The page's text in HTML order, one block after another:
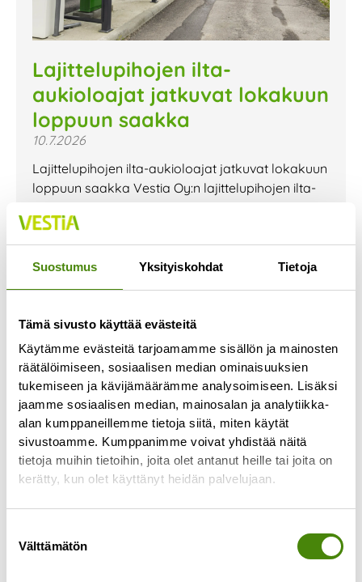
Suostumus Yksityiskohdat Tietoja
Tämä sivusto käyttää evästeitä
Käytämme evästeitä tarjoamamme sisällön ja mainosten
räätälöimiseen, sosiaalisen median ominaisuuksien
tukemiseen ja kävijämäärämme analysoimiseen. Lisäksi
jaamme sosiaalisen median, mainosalan ja analytiikka-
alan kumppaneillemme tietoja siitä, miten käytät
sivustoamme. Kumppanimme voivat yhdistää näitä
tietoja muihin tietoihin, joita olet antanut heille tai joita on
kerätty, kun olet käyttänyt heidän palvelujaan.
valinta
Välttämätön
Lajittelupihojen ilta-
aukioloajat jatkuvat lokakuun
loppuun saakka
10.7.2026
Lajittelupihojen ilta-aukioloajat jatkuvat lokakuun
loppuun saakka Vestia Oy:n lajittelupihojen ilta-
Jokaisella lajittelupihalla pääsee vähintään
kerran viikossa
Lue lisää »